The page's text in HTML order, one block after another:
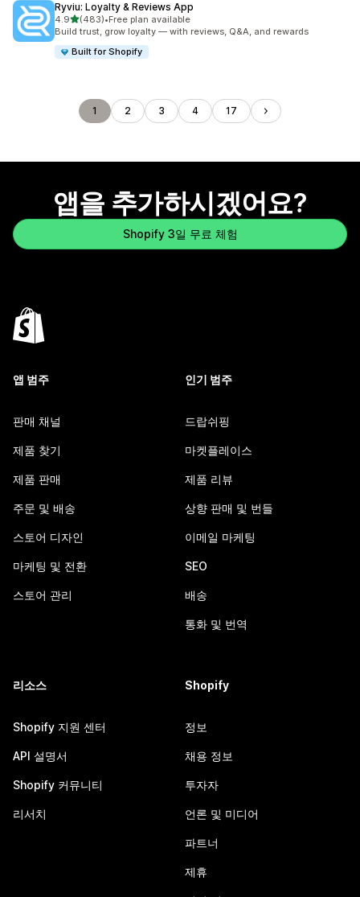
Ryviu: Loyalty & Reviews App
4.9별 5개 중
(483)
총 리뷰 483개
•Free plan available
Build trust, grow loyalty — with reviews, Q&A, and rewards
Built for Shopify
1 2 3 4 17
앱을 추가하시겠어요?
Shopify 3일 무료 체험
앱 범주
판매 채널
제품 찾기
제품 판매
주문 및 배송
스토어 디자인
마케팅 및 전환
스토어 관리
인기 범주
드랍쉬핑
마켓플레이스
제품 리뷰
상향 판매 및 번들
이메일 마케팅
SEO
배송
통화 및 번역
리소스
Shopify 지원 센터
API 설명서
Shopify 커뮤니티
리서치
Shopify
정보
채용 정보
투자자
언론 및 미디어
파트너
제휴